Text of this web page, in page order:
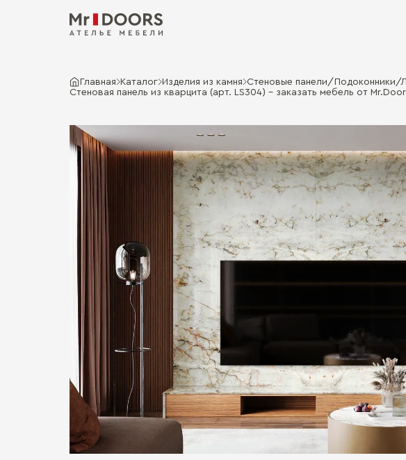
Главная Каталог Изделия из камня Стеновые панели/Подоконники/
Стеновая панель из кварцита (арт. LS304) - заказать мебель от